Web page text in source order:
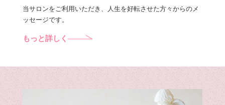
当サロンをご利用いただき、人生を好転させた方々からのメ
ッセージです。
もっと詳しく